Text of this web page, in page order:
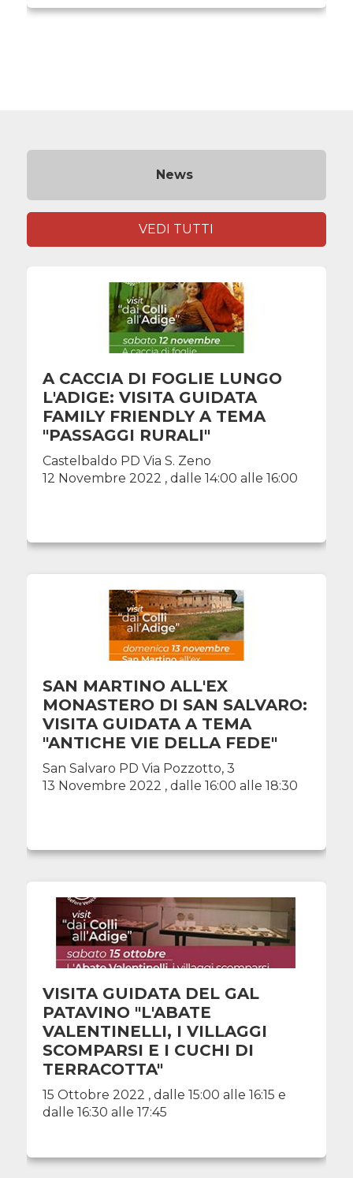
News
VEDI TUTTI
A CACCIA DI FOGLIE LUNGO
L'ADIGE: VISITA GUIDATA
FAMILY FRIENDLY A TEMA
"PASSAGGI RURALI"
Castelbaldo PD Via S. Zeno
12 Novembre 2022 , dalle 14:00 alle 16:00
SAN MARTINO ALL'EX
MONASTERO DI SAN SALVARO:
VISITA GUIDATA A TEMA
"ANTICHE VIE DELLA FEDE"
San Salvaro PD Via Pozzotto, 3
13 Novembre 2022 , dalle 16:00 alle 18:30
VISITA GUIDATA DEL GAL
PATAVINO "L'ABATE
VALENTINELLI, I VILLAGGI
SCOMPARSI E I CUCHI DI
TERRACOTTA"
15 Ottobre 2022 , dalle 15:00 alle 16:15 e
dalle 16:30 alle 17:45